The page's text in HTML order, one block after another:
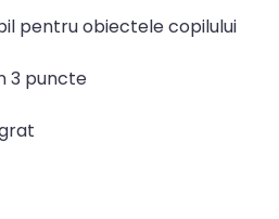
pentru obiectele copilului
3 puncte